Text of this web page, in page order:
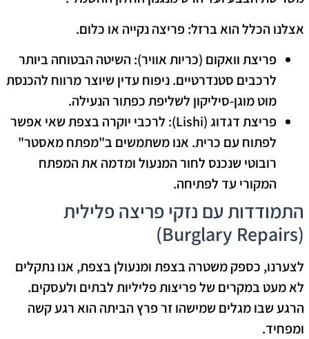
אצלנו הכלל הוא ברזל: פריצה נקייה או כלום.
פריצת וואקום (כריות אוויר): השיטה הבטוחה ביותר
לרכבים סטנדרטיים. ניפוח עדין שיוצר מרווח להכנסת
מוט מוגן-סיליקון לשליפת כפתור הנעילה.
פריצת דגדוג (Lishi):
לרכבי יוקרה בצפת שאי אפשר
לפתוח עם כרית. אנו משתמשים ב"מפתח מאסטר"
רובוטי שנכנס לחור המנעול ומדמה את המפתח
המקורי עד לפתיחה.
התמודדות עם נזקי פריצה פלילית
(Burglary Repairs)
לצערנו, כספק משטרה בצפת ומנעולן בצפת, אנו נתקלים
לא מעט במקרים של פריצות פליליות לבתים ולעסקים.
הרגע שבו מגלים שמישהו זר פרץ הביתה הוא רגע קשה
ומפחיד.